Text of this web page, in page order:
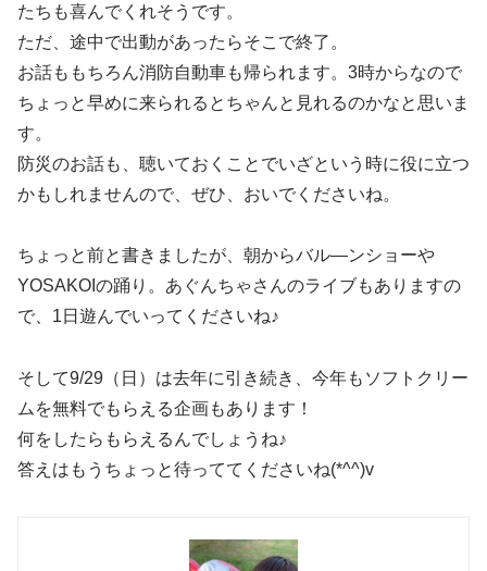
たちも喜んでくれそうです。
ただ、途中で出動があったらそこで終了。
お話ももちろん消防自動車も帰られます。3時からなので
ちょっと早めに来られるとちゃんと見れるのかなと思いま
す。
防災のお話も、聴いておくことでいざという時に役に立つ
かもしれませんので、ぜひ、おいでくださいね。
ちょっと前と書きましたが、朝からバル―ンショーや
YOSAKOIの踊り。あぐんちゃさんのライブもありますの
で、1日遊んでいってくださいね♪
そして9/29（日）は去年に引き続き、今年もソフトクリー
ムを無料でもらえる企画もあります！
何をしたらもらえるんでしょうね♪
答えはもうちょっと待っててくださいね(*^^)v